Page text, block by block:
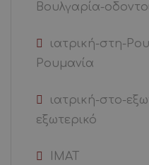
Βουλγαρία-
ιατρική-στη-
Ρουμανία
ιατρική-στο-
εξωτερικό
ΙΜΑΤ